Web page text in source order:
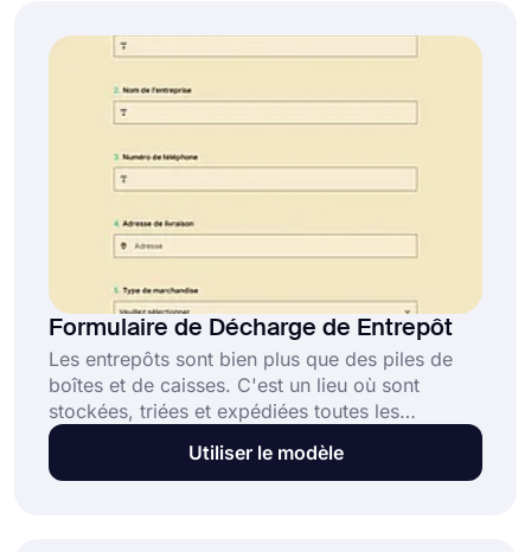
problèmes ou de blessures imprévus pendant le
processus de toilettage.
Formulaire de Décharge de Entrepôt
Les entrepôts sont bien plus que des piles de
boîtes et de caisses. C'est un lieu où sont
stockées, triées et expédiées toutes les
marchandises qui nous facilitent la vie. Le fait
de disposer d'un formulaire de sortie d'entrepôt
Utiliser le modèle